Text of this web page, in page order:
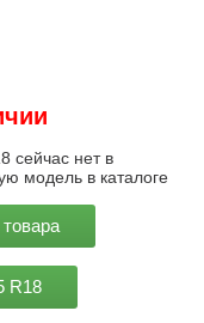
сейчас нет в
модель в каталоге
R18